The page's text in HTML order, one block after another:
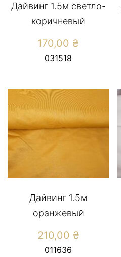
Дайвинг 1.5м светло-
коричневый
170,00 ₴
031518
Дайвинг 1.5м
оранжевый
210,00 ₴
011636